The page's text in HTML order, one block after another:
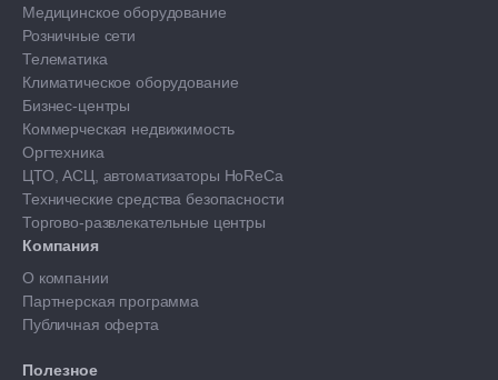
Медицинское оборудование
Розничные сети
Телематика
Климатическое оборудование
Бизнес-центры
Коммерческая недвижимость
Оргтехника
ЦТО, АСЦ, автоматизаторы HoReCa
Технические средства безопасности
Торгово-развлекательные центры
Компания
О компании
Партнерская программа
Публичная оферта
Полезное